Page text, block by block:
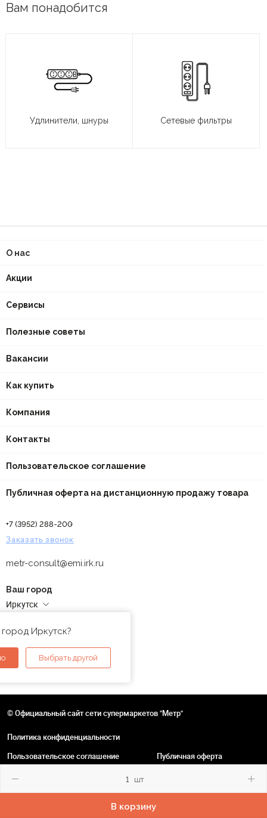
шт
В корзину
Вам понадобится
Удлинители, шнуры Сетевые фильтры
О нас
Акции
Сервисы
Полезные советы
Вакансии
Как купить
Компания
Контакты
Пользовательское соглашение
Публичная оферта на дистанционную продажу товара
+7 (3952) 288-200
Заказать звонок
metr-consult@emi.irk.ru
Ваш город
Иркутск
Иркутск?
Выбрать другой
© Официальный сайт сети супермаркетов "Метр"
Политика конфиденциальности
Пользовательское соглашение
Публичная оферта